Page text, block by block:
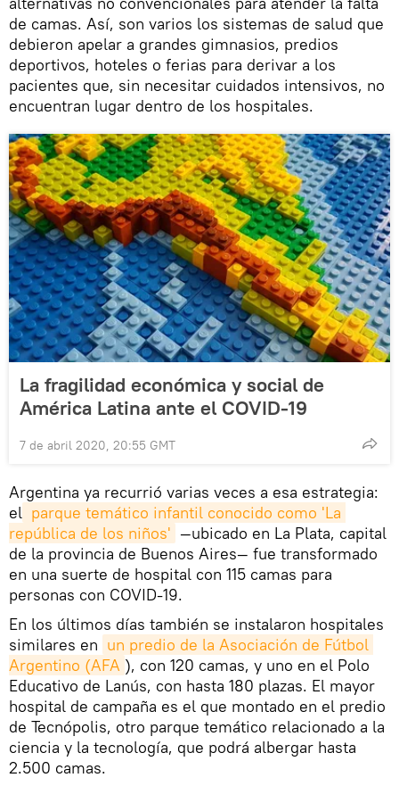
de camas. Así, son varios los sistemas de salud que
debieron apelar a grandes gimnasios, predios
deportivos, hoteles o ferias para derivar a los
pacientes que, sin necesitar cuidados intensivos, no
encuentran lugar dentro de los hospitales.
La fragilidad económica y social de
América Latina ante el COVID-19
7 de abril 2020, 20:55 GMT
Argentina ya recurrió varias veces a esa estrategia:
el parque temático infantil conocido como 'La
república de los niños' —ubicado en La Plata, capital
de la provincia de Buenos Aires— fue transformado
en una suerte de hospital con 115 camas para
personas con COVID-19.
En los últimos días también se instalaron hospitales
similares en un predio de la Asociación de Fútbol
Argentino (AFA ), con 120 camas, y uno en el Polo
Educativo de Lanús, con hasta 180 plazas. El mayor
hospital de campaña es el que montado en el predio
de Tecnópolis, otro parque temático relacionado a la
ciencia y la tecnología, que podrá albergar hasta
2.500 camas.